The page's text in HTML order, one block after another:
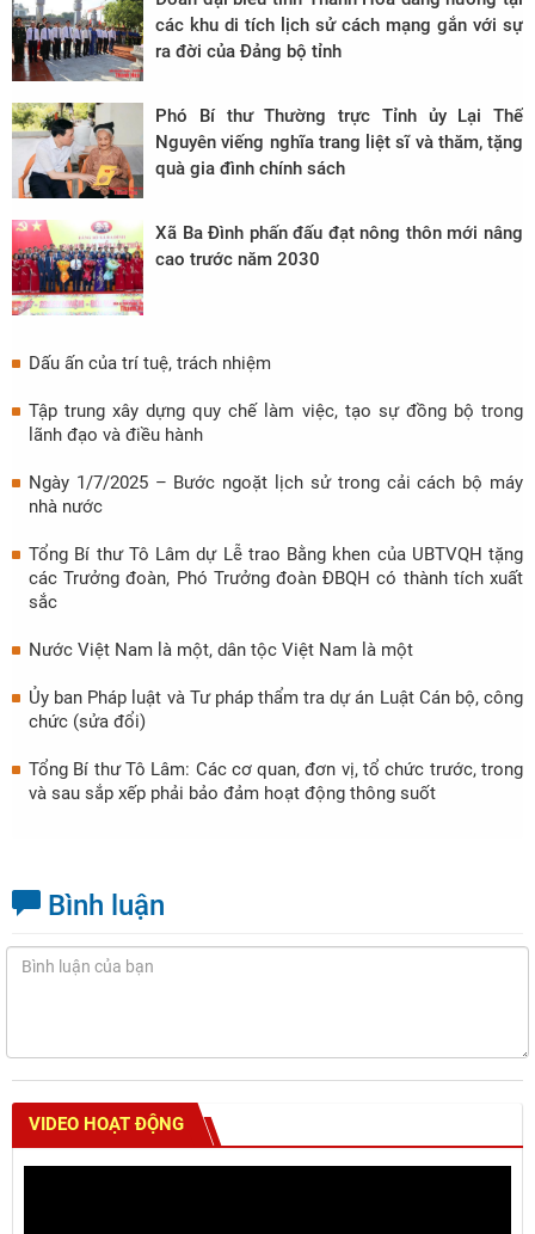
các khu di tích lịch sử cách mạng gắn với sự
ra đời của Đảng bộ tỉnh
Phó Bí thư Thường trực Tỉnh ủy Lại Thế
Nguyên viếng nghĩa trang liệt sĩ và thăm, tặng
quà gia đình chính sách
Xã Ba Đình phấn đấu đạt nông thôn mới nâng
cao trước năm 2030
Dấu ấn của trí tuệ, trách nhiệm
Tập trung xây dựng quy chế làm việc, tạo sự đồng bộ trong
lãnh đạo và điều hành
Ngày 1/7/2025 – Bước ngoặt lịch sử trong cải cách bộ máy
nhà nước
Tổng Bí thư Tô Lâm dự Lễ trao Bằng khen của UBTVQH tặng
các Trưởng đoàn, Phó Trưởng đoàn ĐBQH có thành tích xuất
sắc
Nước Việt Nam là một, dân tộc Việt Nam là một
Ủy ban Pháp luật và Tư pháp thẩm tra dự án Luật Cán bộ, công
chức (sửa đổi)
Tổng Bí thư Tô Lâm: Các cơ quan, đơn vị, tổ chức trước, trong
và sau sắp xếp phải bảo đảm hoạt động thông suốt
Bình luận
VIDEO HOẠT ĐỘNG